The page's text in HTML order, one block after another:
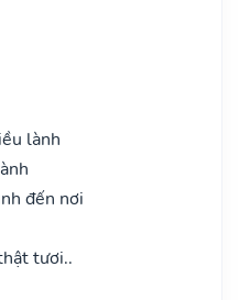
lành
đến nơi
tươi..